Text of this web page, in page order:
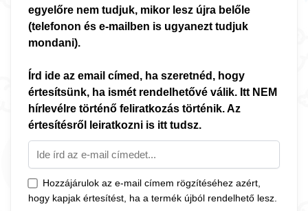
egyelőre nem tudjuk, mikor lesz újra belőle
(telefonon és e-mailben is ugyanezt tudjuk
mondani).
Írd ide az email címed, ha szeretnéd, hogy
értesítsünk, ha ismét rendelhetővé válik. Itt NEM
hírlevélre történő feliratkozás történik. Az
értesítésről leiratkozni is itt tudsz.
Hozzájárulok az e-mail címem rögzítéséhez azért,
hogy kapjak értesítést, ha a termék újból rendelhető lesz.